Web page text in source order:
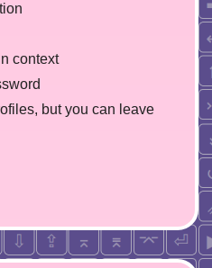
context
but you can leave